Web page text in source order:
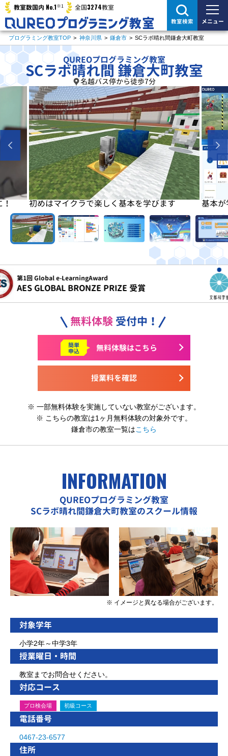
教室数国内 No.1※1 全国3274教室
教室検索 メニュー
プログラミング教室TOP > 神奈川県 > 鎌倉市 > SCラボ晴れ間鎌倉大町教室
QUREOプログラミング教室
SCラボ晴れ間 鎌倉大町教室
名越バス停から徒歩7分
基本が学べたらゲームを開発！ ゲー
令和5年度
文部科学省 こども霞が関見学デー 参画
無料体験 受付中！
授業料を確認
簡単
申込 無料体験はこちら
※ 一部無料体験を実施していない教室がございます。
※ こちらの教室は1ヶ月無料体験の対象外です。
鎌倉市の教室一覧はこちら
INFORMATION
QUREOプログラミング教室
SCラボ晴れ間鎌倉大町教室のスクール情報
※ イメージと異なる場合がございます。
対象学年
小学2年～中学3年
授業曜日・時間
教室までお問合せください。
対応コース
プロ検会場 初級コース
電話番号
0467-23-6577
住所